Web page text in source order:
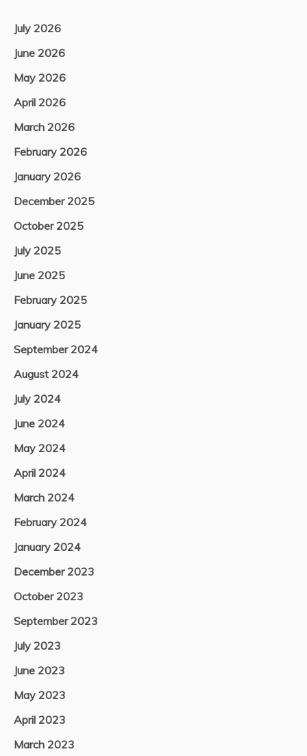
July 2026
June 2026
May 2026
April 2026
March 2026
February 2026
January 2026
December 2025
October 2025
July 2025
June 2025
February 2025
January 2025
September 2024
August 2024
July 2024
June 2024
May 2024
April 2024
March 2024
February 2024
January 2024
December 2023
October 2023
September 2023
July 2023
June 2023
May 2023
April 2023
March 2023